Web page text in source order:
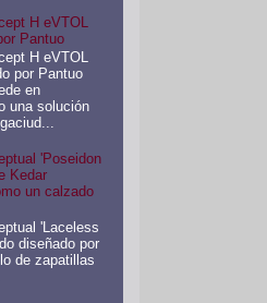
H eVTOL
Pantuo
H eVTOL
por Pantuo
en
una solución
'Poseidon
Kedar
un calzado
'Laceless
diseñado por
de zapatillas